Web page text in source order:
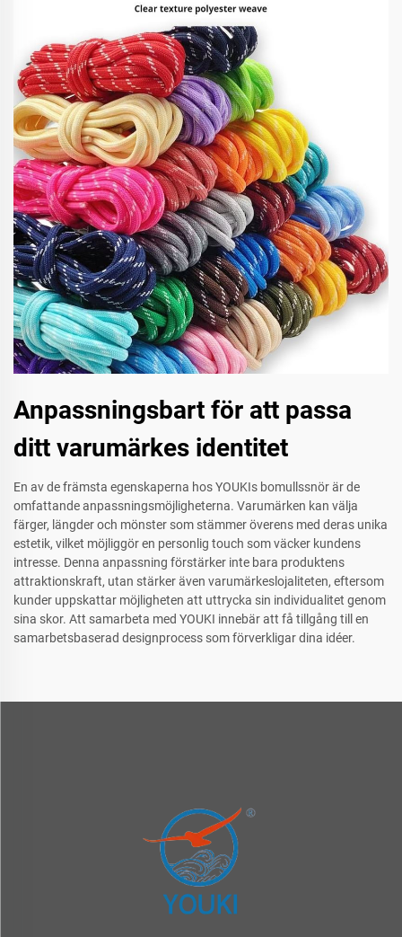
Anpassningsbart för att passa
ditt varumärkes identitet
En av de främsta egenskaperna hos YOUKIs bomullssnör är de
omfattande anpassningsmöjligheterna. Varumärken kan välja
färger, längder och mönster som stämmer överens med deras unika
estetik, vilket möjliggör en personlig touch som väcker kundens
intresse. Denna anpassning förstärker inte bara produktens
attraktionskraft, utan stärker även varumärkeslojaliteten, eftersom
kunder uppskattar möjligheten att uttrycka sin individualitet genom
sina skor. Att samarbeta med YOUKI innebär att få tillgång till en
samarbetsbaserad designprocess som förverkligar dina idéer.